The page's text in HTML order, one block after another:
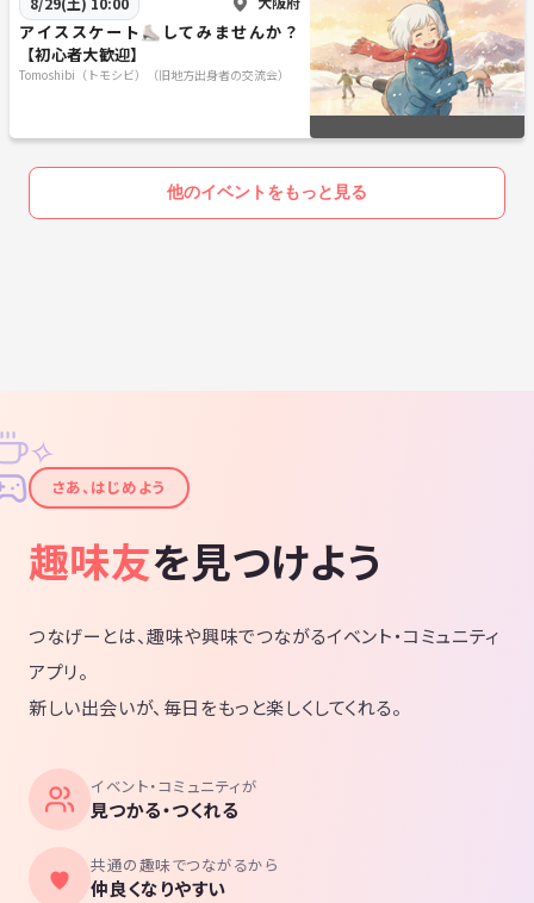
アイススケート⛸してみませんか？
【初心者大歓迎】
Tomoshibi（トモシビ）（旧地方出身者の交流会）
他のイベントをもっと見る
✦
✧
さあ、はじめよう
趣味友を見つけよう
つなげーとは、趣味や興味でつながるイベント・コミュニティ
アプリ。
新しい出会いが、毎日をもっと楽しくしてくれる。
イベント・コミュニティが
見つかる・つくれる
共通の趣味でつながるから
仲良くなりやすい